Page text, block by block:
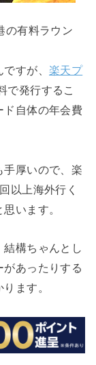
の有料ラウン
すが、 楽天プ
で発行するこ
ド自体の年会費
手厚いので、楽
以上海外行く
います。
構ちゃんとし
あったりする
ます。